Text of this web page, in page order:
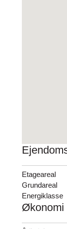
Etageareal
Grundareal
Energiklasse
Økonomi